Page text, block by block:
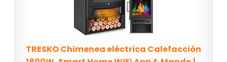
TRESKO Chimenea eléctrica Calefacción